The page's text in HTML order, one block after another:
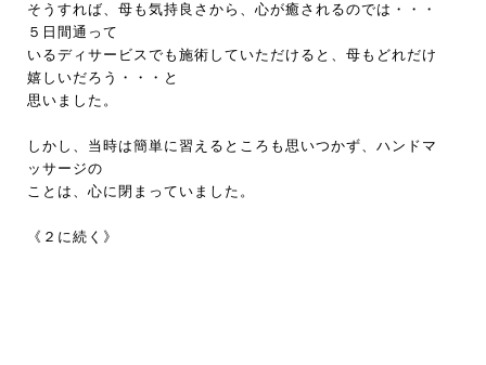
そうすれば、母も気持良さから、心が癒されるのでは・・・
５日間通って
いるディサービスでも施術していただけると、母もどれだけ
嬉しいだろう・・・と
思いました。
しかし、当時は簡単に習えるところも思いつかず、ハンドマ
ッサージの
ことは、心に閉まっていました。
《２に続く》